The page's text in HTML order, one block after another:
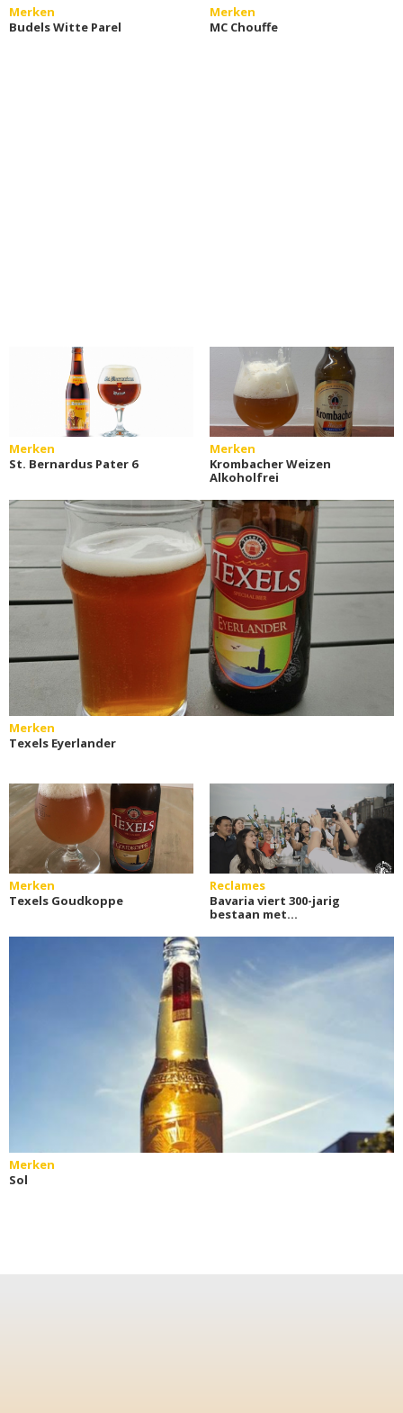
Merken
Budels Witte Parel
Merken
MC Chouffe
Merken
St. Bernardus Pater 6
Merken
Krombacher Weizen
Alkoholfrei
Merken
Texels Eyerlander
Merken
Texels Goudkoppe
Reclames
Bavaria viert 300-jarig
bestaan met
Merken
Sol